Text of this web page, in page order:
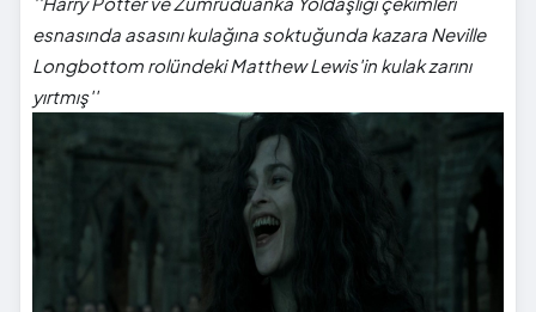
esnasında asasını kulağına soktuğunda kazara Neville
Longbottom rolündeki Matthew Lewis'in kulak zarını
yırtmış''